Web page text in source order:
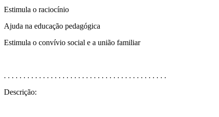
Estimula o raciocínio
Ajuda na educação pedagógica
Estimula o convívio social e a união familiar
. . . . . . . . . . . . . . . . . . . . . . . . . . . . . . . . . . . . . . . . . .
Descrição: